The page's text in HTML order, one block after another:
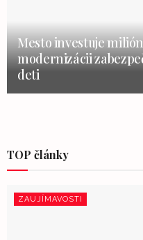
Mesto investuje
modernizácii
deti
TOP články
ZAUJÍMAVOSTI